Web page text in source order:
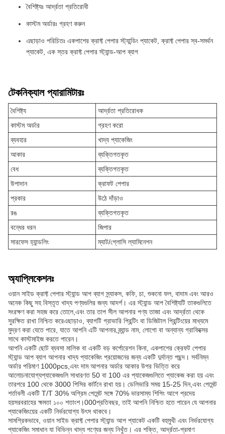
বৈশিষ্ট্যঃ আর্দ্রতা প্রতিরোধী
কাস্টম অর্ডারঃ গ্রহণ করুন
এছাড়াও পরিচিতঃ একপাশের ক্রাফ্ট পেপার স্ট্যান্ডিং প্যাকেট, ক্রাফ্ট পেপার স্ব-সমর্থন
প্যাকেট, এক স্তর ক্রাফ্ট পেপার স্ট্যান্ড-আপ ব্যাগ
টেকনিক্যাল প্যারামিটারঃ
বৈশিষ্ট্য
আর্দ্রতা প্রতিরোধক
কাস্টম অর্ডার
গ্রহণ করো
ব্যবহার
খাদ্য প্যাকেজিং
আকার
ব্যক্তিগতকৃত
বেধ
ব্যক্তিগতকৃত
উপাদান
ক্রাফট পেপার
প্রকার
উঠে দাঁড়াও
রঙ
ব্যক্তিগতকৃত
বন্ধের ধরন
জিপার
সারফেস হ্যান্ডলিং
ম্যাট/গ্লোসি ল্যামিনেশন
অ্যাপ্লিকেশনঃ
ওয়ান সাইড ক্রাফ্ট পেপার স্ট্যান্ড আপ ব্যাগ স্ন্যাকস, কফি, চা, শুকনো ফল, বাদাম এবং আরও
অনেক কিছু সহ বিস্তৃত খাদ্য পণ্যগুলির জন্য আদর্শ। এর স্ট্যান্ড আপ বৈশিষ্ট্যটি তাকগুলিতে
সংরক্ষণ করা সহজ করে তোলে,এবং তার তাপ সীল আপনার পণ্য তাজা এবং আর্দ্রতা থেকে
সুরক্ষিত রাখা নিশ্চিত করেএছাড়াও, ব্যাগটি গ্রাভারি প্রিন্টিং বা ডিজিটাল প্রিন্টিংয়ের মাধ্যমে
মুদ্রণ করা যেতে পারে, যাতে আপনি এটি আপনার ব্র্যান্ড নাম, লোগো বা অন্যান্য গ্রাফিক্সের
সাথে কাস্টমাইজ করতে পারেন।
আপনি একটি ছোট ব্যবসা মালিক বা একটি বড় কর্পোরেশন কিনা, একপাশের ক্রেফট পেপার
স্ট্যান্ড আপ ব্যাগ আপনার খাদ্য প্যাকেজিং প্রয়োজনের জন্য একটি দুর্দান্ত পছন্দ। সর্বনিম্ন
অর্ডার পরিমাণ 1000pcs,এবং দাম আপনার অর্ডার আকার উপর ভিত্তি করে
আলোচনাযোগ্যপ্যাকেজগুলি সাধারণত 50 বা 100 এর প্যাকেজগুলিতে প্যাকেজ করা হয় এবং
তারপরে 100 থেকে 3000 পিসির কার্টনে রাখা হয়। ডেলিভারি সময় 15-25 দিন,এবং পেমেন্ট
শর্তাবলী একটি T/T 30% অগ্রিম পেমেন্ট সঙ্গে 70% ভারসাম্য শিপিং আগে প্রদেয়
হয়সরবরাহের ক্ষমতা ১০০ শতাংশ।000প্রতিবছর, তাই আপনি নিশ্চিত হতে পারেন যে আপনার
প্যাকেজিংয়ের একটি নির্ভরযোগ্য উৎস থাকবে।
সামগ্রিকভাবে, ওয়ান সাইড ক্রাফ্ট পেপার স্ট্যান্ড আপ প্যাকেট একটি বহুমুখী এবং নির্ভরযোগ্য
প্যাকেজিং সমাধান যা বিভিন্ন খাদ্য পণ্যের জন্য নিখুঁত। এর শক্তি, আর্দ্রতা-প্রমাণ